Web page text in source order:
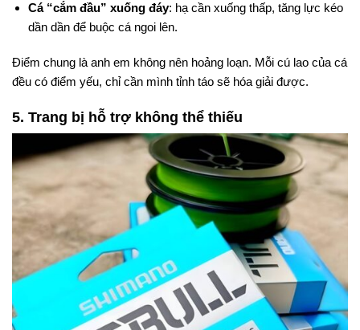
Cá “cắm đầu” xuống đáy: hạ cần xuống thấp, tăng lực kéo
dần dần để buộc cá ngoi lên.
Điểm chung là anh em không nên hoảng loạn. Mỗi cú lao của cá
đều có điểm yếu, chỉ cần mình tỉnh táo sẽ hóa giải được.
5. Trang bị hỗ trợ không thể thiếu